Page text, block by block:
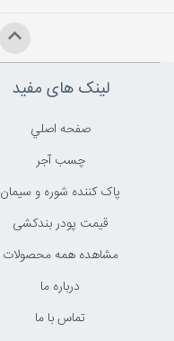
لینک های مفید
صفحه اصلي
چسب آجر
پاک کننده شوره و سیمان
قیمت پودر بندکشی
مشاهده همه محصولات
درباره ما
تماس با ما